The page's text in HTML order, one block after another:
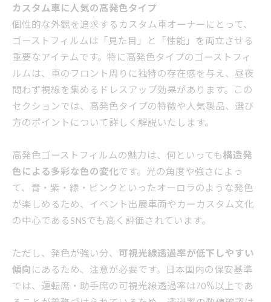
カスタム車に人気の高発色タイプ
個性的な外観を追求するカスタム車オーナーにとって、
ゴーストフィルムは「見た目」と「性能」を両立させる
重要なアイテムです。特に高発色タイプのゴーストフィ
ルムは、車のフロント周りに独特の存在感を与え、昼夜
問わず視線を集めるドレスアップ効果があります。この
セクションでは、高発色タイプの特徴や人気製品、選び
方のポイントについて詳しく解説いたします。
高発色ゴーストフィルムの魅力は、何といっても構造発
色による多彩な色の変化です。光の角度や強さによっ
て、青・紫・緑・ピンクといったオーロラのような発色
が楽しめるため、イベント出展車両やカーカスタム文化
の中心であるSNSでも高く評価されています。
ただし、発色が強い分、 可視光線透過率が低下しやすい
傾向にあるため、注意が必要です。日本国内の保安基準
では、運転席・助手席の可視光線透過率は70%以上であ